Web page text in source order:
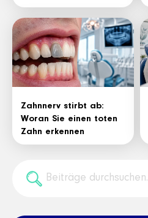
Zahnnerv stirbt ab:
Woran Sie einen toten
Zahn erkennen